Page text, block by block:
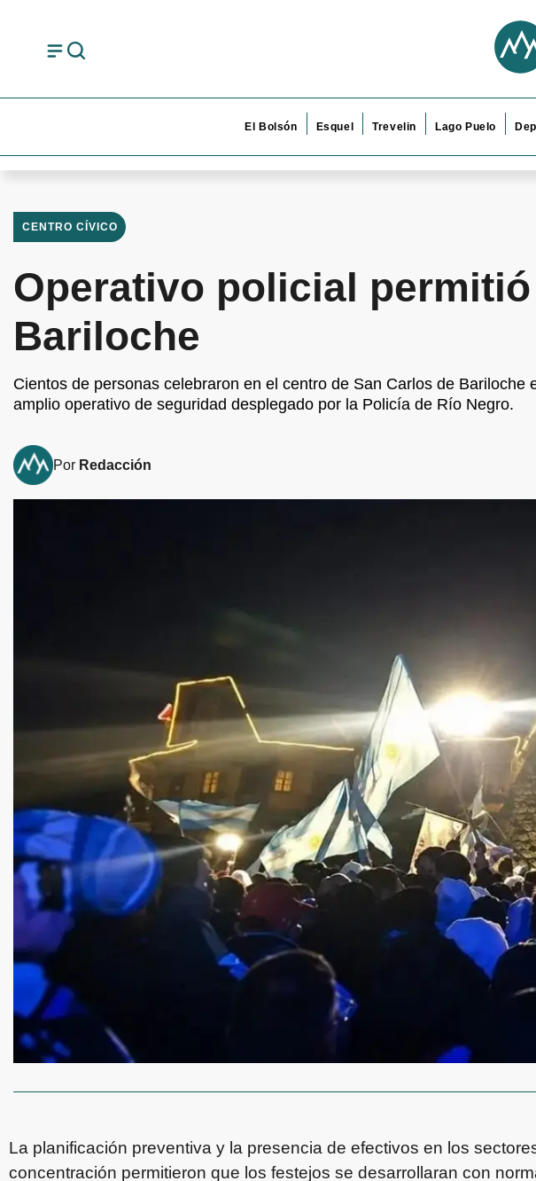
El Bolsón Esquel Trevelin Lago Puelo
CENTRO CÍVICO
Operativo policial
Bariloche
Cientos de personas celebraron en el centro de San Carlos de
amplio operativo de seguridad desplegado por la Policía de Río Negro.
Por Redacción
La planificación preventiva y la presencia de efectivos en los
concentración permitieron que los festejos se desarrollaran con